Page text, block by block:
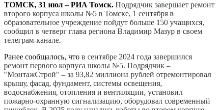
ТОМСК, 31 июл – РИА Томск. Подрядчик завершает ремонт
второго корпуса школы №5 в Томске, 1 сентября в
образовательное учреждение пойдут больше 150 учащихся,
сообщил в четверг глава региона Владимир Мазур в своем
телеграм-канале.
Ранее сообщалось, что в сентябре 2024 года завершился
ремонт первого корпуса школы №5. Подрядчик –
"МонтажСтрой" – за 93,82 миллиона рублей отремонтировал
крышу, фасад, фундамент, системы освещения,
водоснабжения, отопления и вентиляции, установил
пожарно-охранную сигнализацию, оборудовал современный